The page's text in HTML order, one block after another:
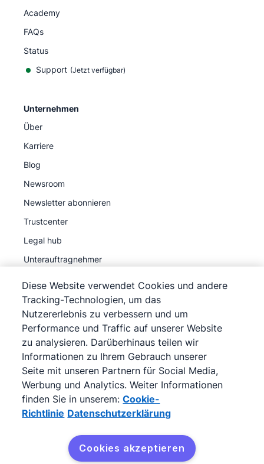
Academy
FAQs
Status
Support (Jetzt verfügbar)
Unternehmen
Über
Karriere
Blog
Newsroom
Newsletter abonnieren
Trustcenter
Legal hub
Unterauftragnehmer
©2026Pipedrive
Pipedrive
Nutzungsbedingungen
Pipedrive
Datenschutzerklärung
Impressum
Siteübersicht
Cookie-Richtlinie
Cookie-Präferenzen
Pipedrive ist ein webbasiertes Verkaufs-CRM.
Diese Website verwendet Cookies und andere
Tracking-Technologien, um das
Nutzererlebnis zu verbessern und um
Performance und Traffic auf unserer Website
zu analysieren. Darüberhinaus teilen wir
Informationen zu Ihrem Gebrauch unserer
Seite mit unseren Partnern für Social Media,
Werbung und Analytics. Weiter Informationen
finden Sie in unserem: Cookie-
Richtlinie Datenschutzerklärung
Cookies akzeptieren